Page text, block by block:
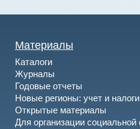
Материалы
Каталоги
Журналы
Годовые отчеты
Новые регионы: учет и налоги
Открытые материалы
Для организации